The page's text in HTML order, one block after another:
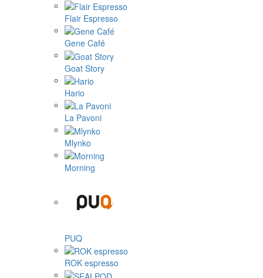
Flair Espresso
Gene Café
Goat Story
Hario
La Pavoni
Mlynko
Morning
PUQ
ROK espresso